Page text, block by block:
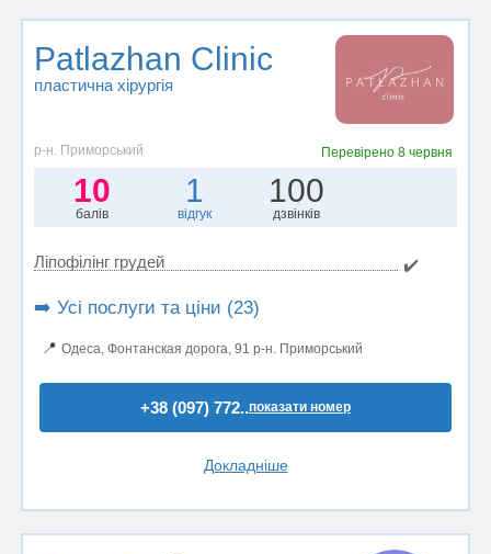
Patlazhan Clinic
пластична хірургія
р-н. Приморський Перевірено 8 червня
10
балів
1
відгук
100
дзвінків
Ліпофілінг грудей ✔️
➡️ Усі послуги та ціни (23)
📍 Одеса, Фонтанская дорога, 91 р-н. Приморський
+38 (097) 772..показати номер
Докладніше